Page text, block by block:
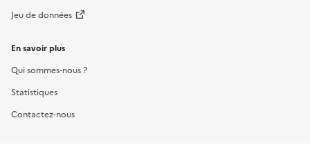
Jeu de données
En savoir plus
Qui sommes-nous ?
Statistiques
Contactez-nous